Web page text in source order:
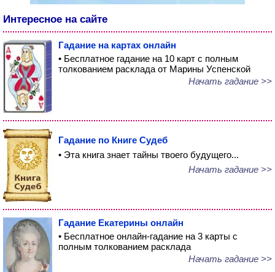
Интересное на сайте
Гадание на картах онлайн
• Бесплатное гадание на 10 карт с полным
толкованием расклада от Марины Успенской
Начать гадание >>
Гадание по Книге Судеб
• Эта книга знает тайны твоего будущего...
Начать гадание >>
Гадание Екатерины онлайн
• Бесплатное онлайн-гадание на 3 карты с
полным толкованием расклада
Начать гадание >>